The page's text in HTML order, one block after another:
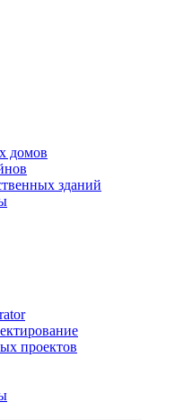
домов
зданий
проектов